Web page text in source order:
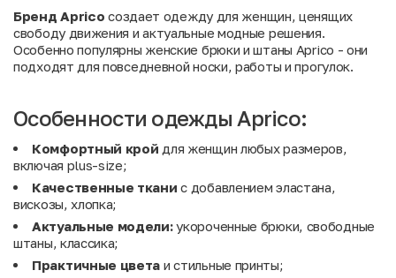
Бренд Apricoсоздает одежду для женщин, ценящих
свободу движения и актуальные модные решения.
Особенно популярны женские брюки и штаны Aprico - они
подходят для повседневной носки, работы и прогулок.
Особенности одежды Aprico:
Комфортный крой для женщин любых размеров,
включая plus-size;
Качественные ткани с добавлением эластана,
вискозы, хлопка;
Актуальные модели:укороченные брюки, свободные
штаны, классика;
Практичные цвета и стильные принты;